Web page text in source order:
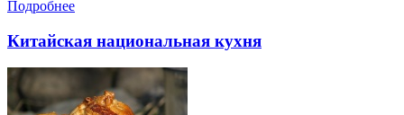
Подробнее
Китайская национальная кухня